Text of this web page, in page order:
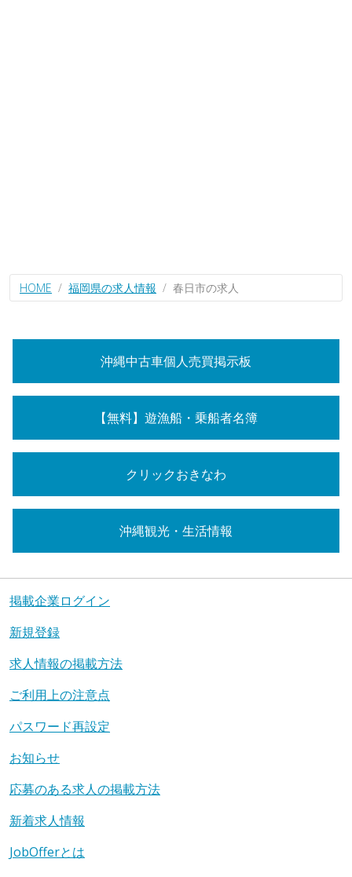
HOME 福岡県の求人情報 春日市の求人
沖縄中古車個人売買掲示板
【無料】遊漁船・乗船者名簿
クリックおきなわ
沖縄観光・生活情報
掲載企業ログイン
新規登録
求人情報の掲載方法
ご利用上の注意点
パスワード再設定
お知らせ
応募のある求人の掲載方法
新着求人情報
JobOfferとは